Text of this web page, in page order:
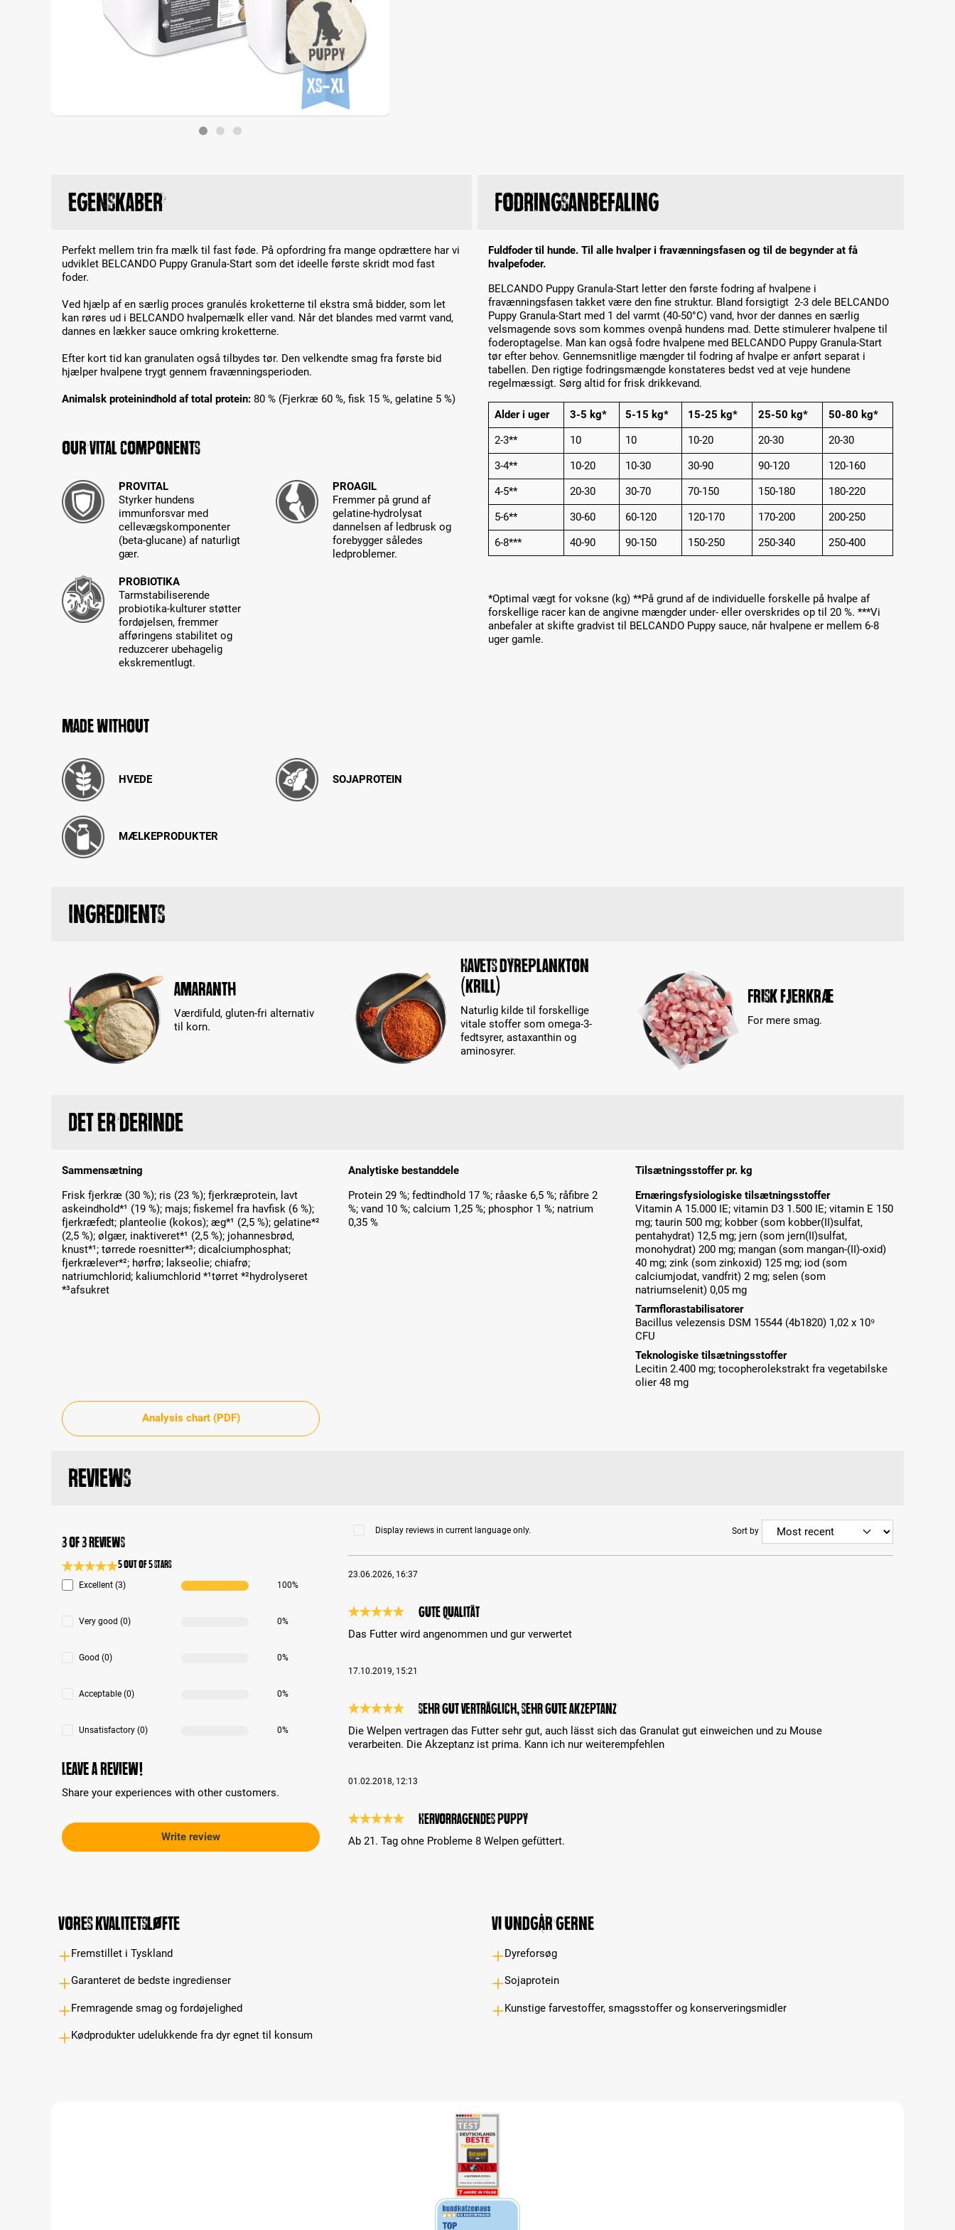
Egenskaber
Perfekt mellem trin fra mælk til fast føde. På opfordring fra mange opdrættere har vi
udviklet BELCANDO Puppy Granula-Start som det ideelle første skridt mod fast
foder.
Ved hjælp af en særlig proces granulés kroketterne til ekstra små bidder, som let
kan røres ud i BELCANDO hvalpemælk eller vand. Når det blandes med varmt vand,
dannes en lækker sauce omkring kroketterne.
Efter kort tid kan granulaten også tilbydes tør. Den velkendte smag fra første bid
hjælper hvalpene trygt gennem fravænningsperioden.
Animalsk proteinindhold af total protein: 80 % (Fjerkræ 60 %, fisk 15 %, gelatine 5 %)
Our Vital Components
PROVITAL
Styrker hundens
immunforsvar med
cellevægskomponenter
(beta-glucane) af naturligt
gær.
PROAGIL
Fremmer på grund af
gelatine-hydrolysat
dannelsen af ledbrusk og
forebygger således
ledproblemer.
PROBIOTIKA
Tarmstabiliserende
probiotika-kulturer støtter
fordøjelsen, fremmer
afføringens stabilitet og
reduzcerer ubehagelig
ekskrementlugt.
Made without
HVEDE SOJAPROTEIN
MÆLKEPRODUKTER
Ingredients
Amaranth
Værdifuld, gluten-fri alternativ
til korn.
Havets dyreplankton
(krill)
Naturlig kilde til forskellige
vitale stoffer som omega-3-
fedtsyrer, astaxanthin og
aminosyrer.
Frisk fjerkræ
For mere smag.
Fodringsanbefaling
Fuldfoder til hunde. Til alle hvalper i fravænningsfasen og til de begynder at få
hvalpefoder.
BELCANDO Puppy Granula-Start letter den første fodring af hvalpene i
fravænningsfasen takket være den fine struktur. Bland forsigtigt 2-3 dele BELCANDO
Puppy Granula-Start med 1 del varmt (40-50°C) vand, hvor der dannes en særlig
velsmagende sovs som kommes ovenpå hundens mad. Dette stimulerer hvalpene til
foderoptagelse. Man kan også fodre hvalpene med BELCANDO Puppy Granula-Start
tør efter behov. Gennemsnitlige mængder til fodring af hvalpe er anført separat i
tabellen. Den rigtige fodringsmængde konstateres bedst ved at veje hundene
regelmæssigt. Sørg altid for frisk drikkevand.
Alder i uger 3-5 kg* 5-15 kg* 15-25 kg* 25-50 kg*
50-80 kg*
2-3**
10 10 10-20 20-30
20-30
3-4**
10-20 10-30 30-90 90-120
120-160
4-5**
20-30 30-70 70-150 150-180
180-220
5-6**
30-60 60-120 120-170 170-200
200-250
6-8***
40-90 90-150 150-250 250-340 250-400
*Optimal vægt for voksne (kg) **På grund af de individuelle forskelle på hvalpe af
forskellige racer kan de angivne mængder under- eller overskrides op til 20 %. ***Vi
anbefaler at skifte gradvist til BELCANDO Puppy sauce, når hvalpene er mellem 6-8
uger gamle.
Det er derinde
Sammensætning
Frisk fjerkræ (30 %); ris (23 %); fjerkræprotein, lavt
askeindhold*¹ (19 %); majs; fiskemel fra havfisk (6 %);
fjerkræfedt; planteolie (kokos); æg*¹ (2,5 %); gelatine*²
(2,5 %); ølgær, inaktiveret*¹ (2,5 %); johannesbrød,
knust*¹; tørrede roesnitter*³; dicalciumphosphat;
fjerkrælever*²; hørfrø; lakseolie; chiafrø;
natriumchlorid; kaliumchlorid *¹tørret *²hydrolyseret
*³afsukret
Analytiske bestanddele
Protein 29 %; fedtindhold 17 %; råaske 6,5 %; råfibre 2
%; vand 10 %; calcium 1,25 %; phosphor 1 %; natrium
0,35 %
Tilsætningsstoffer pr. kg
Ernæringsfysiologiske tilsætningsstoffer
Vitamin A 15.000 IE; vitamin D3 1.500 IE; vitamin E 150
mg; taurin 500 mg; kobber (som kobber(II)sulfat,
pentahydrat) 12,5 mg; jern (som jern(II)sulfat,
monohydrat) 200 mg; mangan (som mangan-(II)-oxid)
40 mg; zink (som zinkoxid) 125 mg; iod (som
calciumjodat, vandfrit) 2 mg; selen (som
natriumselenit) 0,05 mg
Tarmflorastabilisatorer
Bacillus velezensis DSM 15544 (4b1820) 1,02 x 10⁹
CFU
Teknologiske tilsætningsstoffer
Lecitin 2.400 mg; tocopherolekstrakt fra vegetabilske
olier 48 mg
Analysis chart (PDF)
Reviews
3 of 3 reviews
Average rating 5 of 5 Stars
5 out of 5 stars
Excellent (3) 100%
Very good (0) 0%
Good (0) 0%
Acceptable (0) 0%
Unsatisfactory (0) 0%
Leave a review!
Share your experiences with other customers.
Write review
Display reviews in current language only. Sort by
23.06.2026, 16:37
Review with rating of 5 out of 5 stars
Gute Qualität
Das Futter wird angenommen und gur verwertet
17.10.2019, 15:21
sehr gut verträglich, sehr gute Akzeptanz
Die Welpen vertragen das Futter sehr gut, auch lässt sich das Granulat gut einweichen und zu Mouse
verarbeiten. Die Akzeptanz ist prima. Kann ich nur weiterempfehlen
01.02.2018, 12:13
Hervorragendes Puppy
Ab 21. Tag ohne Probleme 8 Welpen gefüttert.
Vores kvalitetsløfte
Fremstillet i Tyskland
Garanteret de bedste ingredienser
Fremragende smag og fordøjelighed
Kødprodukter udelukkende fra dyr egnet til konsum
Vi undgår gerne
Dyreforsøg
Sojaprotein
Kunstige farvestoffer, smagsstoffer og konserveringsmidler